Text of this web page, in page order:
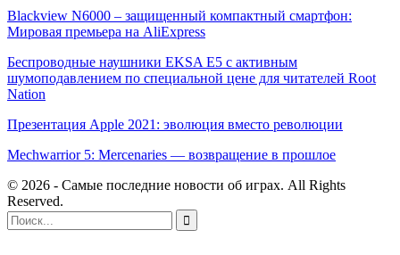
Blackview N6000 – защищенный компактный смартфон:
Мировая премьера на AliExpress
Беспроводные наушники EKSA E5 с активным
шумоподавлением по специальной цене для читателей Root
Nation
Презентация Apple 2021: эволюция вместо революции
Mechwarrior 5: Mercenaries — возвращение в прошлое
© 2026 - Самые последние новости об играх. All Rights
Reserved.